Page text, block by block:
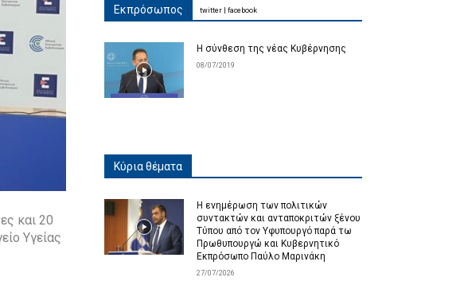
και 20
Υγείας
Εκπρόσωπος
Η σύνθεση της νέας Κυβέρνησης
08/07/2019
twitter facebook
Κύρια θέματα
Η ενημέρωση των πολιτικών
συντακτών και ανταποκριτών ξένου
Τύπου από τον Υφυπουργό παρά τω
Πρωθυπουργώ και Κυβερνητικό
Εκπρόσωπο Παύλο Μαρινάκη
27/07/2026